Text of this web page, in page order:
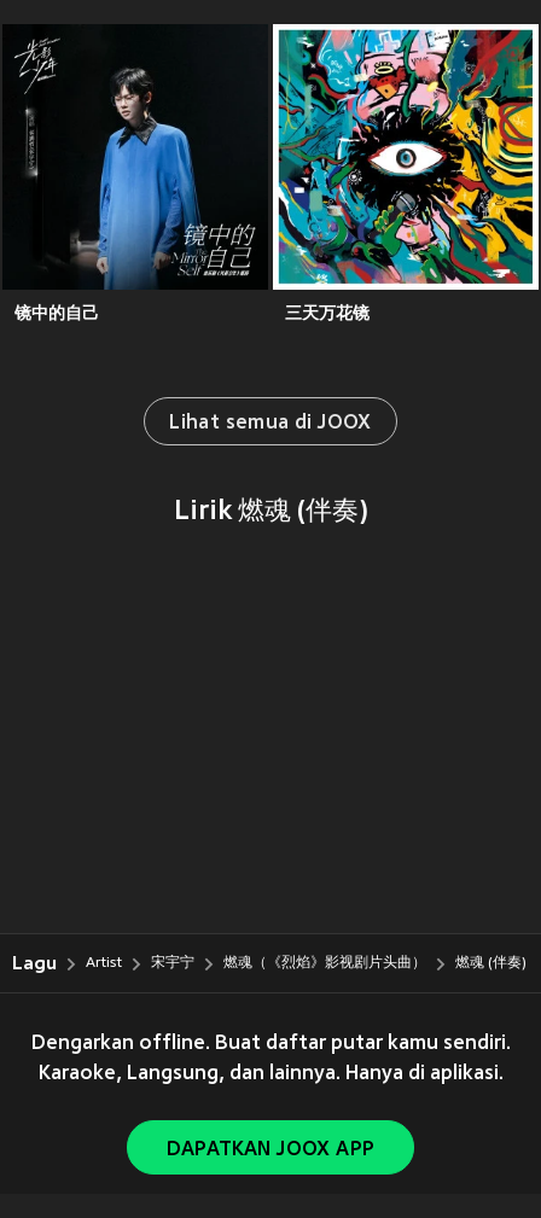
镜中的自己 三天万花镜
Lihat semua di JOOX
Lirik 燃魂 (伴奏)
Lagu Artist 宋宇宁 燃魂（《烈焰》影视剧片头曲） 燃魂 (伴奏)
Dengarkan offline. Buat daftar putar kamu sendiri.
Karaoke, Langsung, dan lainnya. Hanya di aplikasi.
DAPATKAN JOOX APP